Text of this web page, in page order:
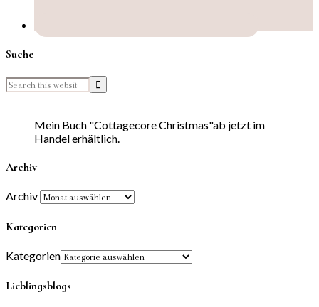
Suche
Mein Buch "Cottagecore Christmas"ab jetzt im
Handel erhältlich.
Archiv
Archiv
Kategorien
Kategorien
Lieblingsblogs